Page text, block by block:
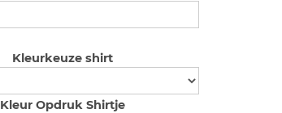
Kleurkeuze shirt
Kleur Opdruk Shirtje